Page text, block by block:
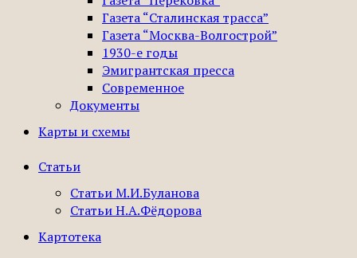
Газета “Сталинская трасса”
Газета “Москва-Волгострой”
1930-е годы
Эмигрантская пресса
Современное
Документы
Карты и схемы
Статьи
Статьи М.И.Буланова
Статьи Н.А.Фёдорова
Картотека